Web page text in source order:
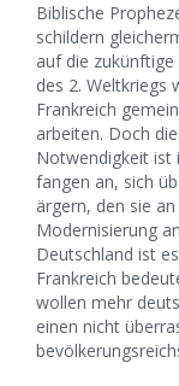
Biblische
schildern
auf die zukünftige
des 2. Weltkriegs
Frankreich
arbeiten. Doch
Notwendigkeit ist
fangen an, sich
ärgern, den sie
Modernisierung
Deutschland ist
Frankreich
wollen mehr
einen nicht